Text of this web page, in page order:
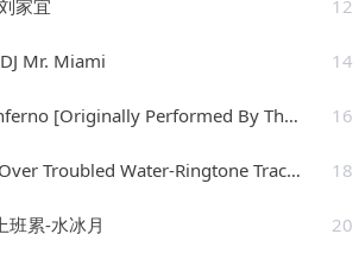
家宜 12
Mr. Miami 14
[Originally Performed By The Trammps]-Musosis 16
Troubled Water-Ringtone Track Masters 18
班累-水冰月 20